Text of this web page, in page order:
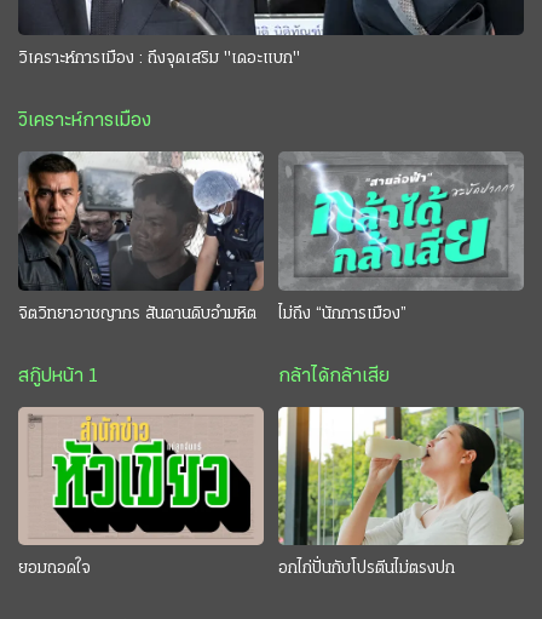
วิเคราะห์การเมือง : ถึงจุดเสริม "เดอะแบก"
วิเคราะห์การเมือง
จิตวิทยาอาชญากร สันดานดิบอำมหิต
สกู๊ปหน้า 1
ไม่ถึง “นักการเมือง”
กล้าได้กล้าเสีย
ยอมถอดใจ อกไก่ปั่นกับโปรตีนไม่ตรงปก